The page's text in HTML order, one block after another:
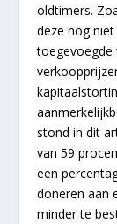
oldtimers.
deze nog
toegevoegde
stond in dit
van 59
een
doneren aan
minder te